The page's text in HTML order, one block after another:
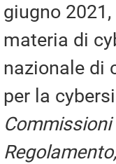
giugno
materia di
nazionale di
per la